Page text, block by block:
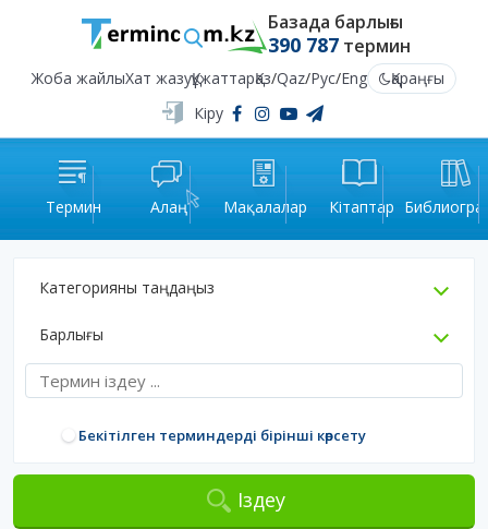
Базада барлығы
390 787термин
Жоба жайлыХат жазуҚұжаттарҚаз/Qaz/Рус/Eng
Қараңғы
Кіру
Термин Алаң Мақалалар Кітаптар
Категорияны таңдаңыз
Барлығы
Бекітілген терминдерді бірінші көрсету
Іздеу